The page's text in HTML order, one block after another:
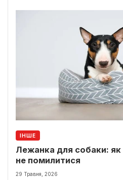
ІНШЕ
Лежанка для собаки: як
не помилитися
29 Травня, 2026